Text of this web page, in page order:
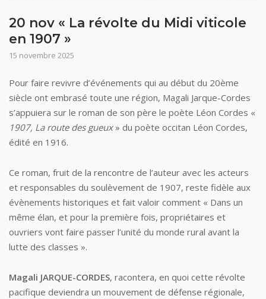
20 nov « La révolte du Midi viticole
en 1907 »
15 novembre 2025
Pour faire revivre d’événements qui au début du 20ème
siècle ont embrasé toute une région, Magali Jarque-Cordes
s’appuiera sur le roman de son père le poète Léon Cordes «
1907, La route des gueux» du poète occitan Léon Cordes,
édité en 1916.
Ce roman, fruit de la rencontre de l’auteur avec les acteurs
et responsables du soulèvement de 1907, reste fidèle aux
évènements historiques et fait valoir comment « Dans un
même élan, et pour la première fois, propriétaires et
ouvriers vont faire passer l’unité du monde rural avant la
lutte des classes ».
Magali JARQUE-CORDES, racontera, en quoi cette révolte
pacifique deviendra un mouvement de défense régionale,